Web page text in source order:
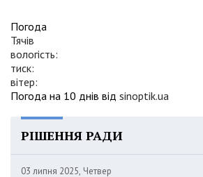
Погода
Тячів
вологість:
тиск:
вітер:
Погода на 10 днів від sinoptik.ua
РІШЕННЯ РАДИ
03 липня 2025, Четвер